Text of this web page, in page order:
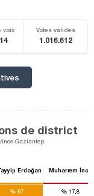
voix Votes valides
1.016.612
de district
Gaziantep.
Erdoğan Muharrem İnce
% 67 % 17,8